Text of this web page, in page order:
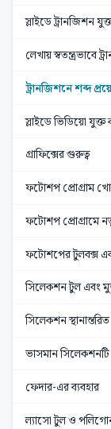
স্লাইডে ট্রানজিশন
লেখায় স্বতন্ত্রভাবে
ট্রানজিশনে শব্দ
স্লাইডে ভিডিয়ো যুক্ত
গ্রাফিক্সের গুরুত্ব
ফটোশপ প্রোগ্রাম
ফটোশপ প্রোগ্রামে
ফটোশপের টুলবক্স
সিলেকশন টুল এবং
সিলেকশন
ভাসমান
ফেদার-এর ব্যবহার
ল্যাসো টুল ও